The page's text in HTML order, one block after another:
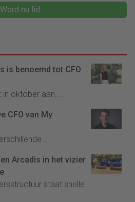
Word nu lid
is benoemd tot CFO
oktober aan....
CFO van My
Arcadis in het vizier
staat snelle